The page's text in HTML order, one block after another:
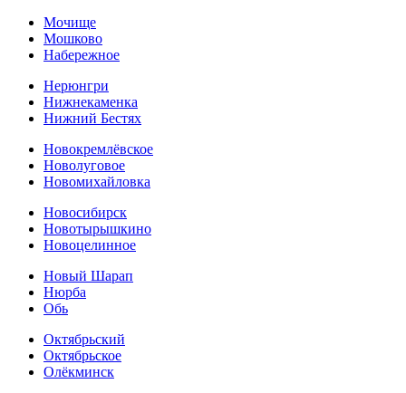
Мочище
Мошково
Набережное
Нерюнгри
Нижнекаменка
Нижний Бестях
Новокремлёвское
Новолуговое
Новомихайловка
Новосибирск
Новотырышкино
Новоцелинное
Новый Шарап
Нюрба
Обь
Октябрьский
Октябрьское
Олёкминск